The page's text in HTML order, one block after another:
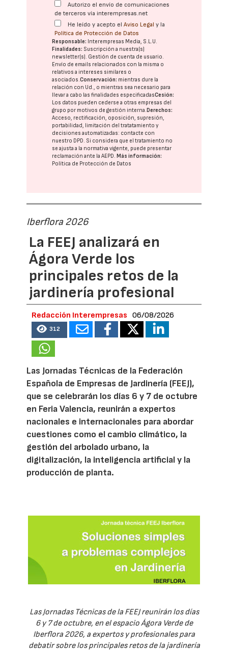
Autorizo el envío de comunicaciones
de terceros vía interempresas.net
He leído y acepto elAviso Legal y la
Política de Protección de Datos
Responsable: Interempresas Media, S.L.U.
Finalidades: Suscripción a nuestra(s)
newsletter(s). Gestión de cuenta de usuario.
Envío de emails relacionados con la misma o
relativos a intereses similares o
asociados.Conservación: mientras dure la
relación con Ud., o mientras sea necesario para
llevar a cabo las finalidades especificadasCesión:
Los datos pueden cederse a otras empresas del
grupo por motivos de gestión interna.Derechos:
Acceso, rectificación, oposición, supresión,
portabilidad, limitación del tratatamiento y
decisiones automatizadas: contacte con
nuestro DPD. Si considera que el tratamiento no
se ajusta a la normativa vigente, puede presentar
reclamación ante laAEPD.Más información:
Política de Protección de Datos
Iberflora 2026
La FEEJ analizará en
Ágora Verde los
principales retos de la
jardinería profesional
Redacción Interempresas 06/08/2026
312
Las Jornadas Técnicas de la Federación
Española de Empresas de Jardinería (FEEJ),
que se celebrarán los días 6 y 7 de octubre
en Feria Valencia, reunirán a expertos
nacionales e internacionales para abordar
cuestiones como el cambio climático, la
gestión del arbolado urbano, la
digitalización, la inteligencia artificial y la
producción de planta.
Las Jornadas Técnicas de la FEEJ reunirán los días
6 y 7 de octubre, en el espacio Ágora Verde de
Iberflora 2026, a expertos y profesionales para
debatir sobre los principales retos de la jardinería